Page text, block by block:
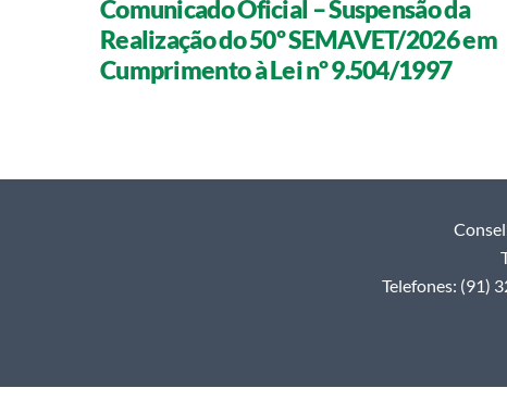
Comunicado Oficial – Suspensão da
Realização do 50º SEMAVET/2026 em
Cumprimento à Lei nº 9.504/1997
Telefones: (91)